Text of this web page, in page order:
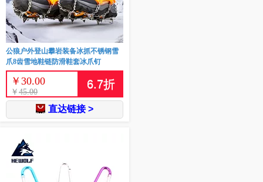
公狼户外登山攀岩装备冰抓不锈钢雪
爪8齿雪地鞋链防滑鞋套冰爪钉
￥ 30.00
￥ 45.00
6.7折
直达链接 >